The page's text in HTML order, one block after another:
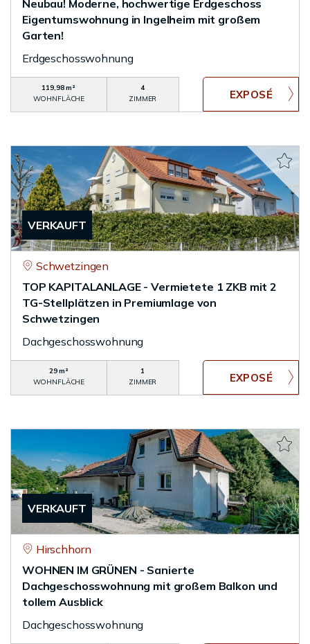
Neubau! Moderne, hochwertige Erdgeschoss
Eigentumswohnung in Ingelheim mit großem
Garten!
Erdgeschosswohnung
119,98 m²
WOHNFLÄCHE
4
ZIMMER
VERKAUFT
Schwetzingen
TOP KAPITALANLAGE - Vermietete 1 ZKB mit 2
TG-Stellplätzen in Premiumlage von
Schwetzingen
Dachgeschosswohnung
29 m²
WOHNFLÄCHE
1
ZIMMER
VERKAUFT
Hirschhorn
WOHNEN IM GRÜNEN - Sanierte
Dachgeschosswohnung mit großem Balkon und
tollem Ausblick
Dachgeschosswohnung